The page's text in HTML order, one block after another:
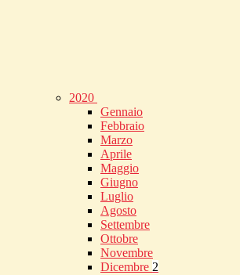
2020
Gennaio
Febbraio
Marzo
Aprile
Maggio
Giugno
Luglio
Agosto
Settembre
Ottobre
Novembre
Dicembre 2